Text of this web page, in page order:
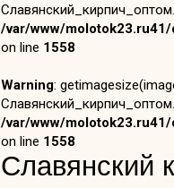
/var/www/
on line 1558
Warning:
/var/www/
on line 1558
Славянский